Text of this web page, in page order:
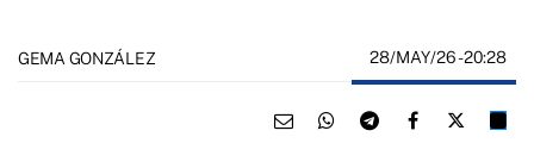
GEMA GONZÁLEZ 28/MAY/26- 20:28